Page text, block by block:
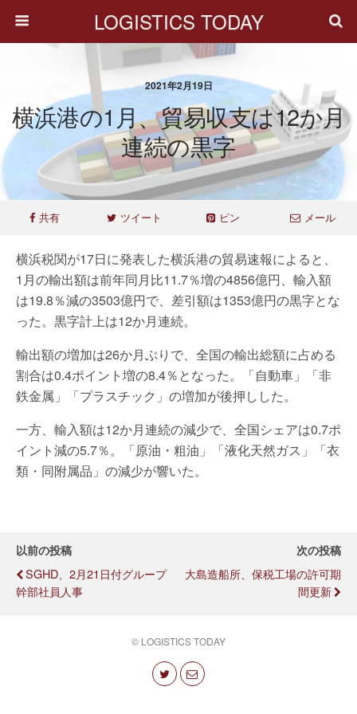
LOGISTICS TODAY
2021年2月19日
横浜港の1月、貿易収支は12か月
連続の黒字
共有 ツイート ピン メール
横浜税関が17日に発表した横浜港の貿易速報によると、
1月の輸出額は前年同月比11.7％増の4856億円、輸入額
は19.8％減の3503億円で、差引額は1353億円の黒字とな
った。黒字計上は12か月連続。
輸出額の増加は26か月ぶりで、全国の輸出総額に占める
割合は0.4ポイント増の8.4％となった。「自動車」「非
鉄金属」「プラスチック」の増加が後押しした。
一方、輸入額は12か月連続の減少で、全国シェアは0.7ポ
イント減の5.7％。「原油・粗油」「液化天然ガス」「衣
類・同附属品」の減少が響いた。
以前の投稿
SGHD、2月21日付グループ
幹部社員人事
次の投稿
大島造船所、保税工場の許可期
間更新
© LOGISTICS TODAY